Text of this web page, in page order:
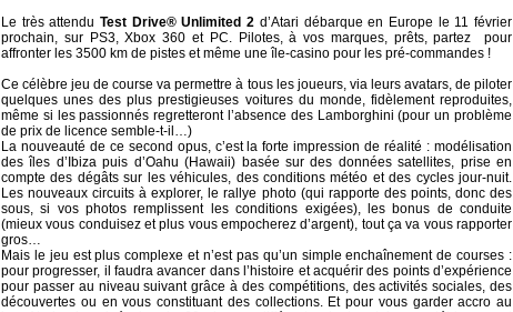
Le très attenduTest Drive® Unlimited 2 d’Atari débarque en Europe le 11 février
prochain, sur PS3, Xbox 360 et PC. Pilotes, à vos marques, prêts, partez pour
affronter les 3500 km de pistes et même une île-casino pour les pré-commandes !
Ce célèbre jeu de course va permettre à tous les joueurs, via leurs avatars, de piloter
quelques unes des plus prestigieuses voitures du monde, fidèlement reproduites,
même si les passionnés regretteront l’absence des Lamborghini (pour un problème
de prix de licence semble-t-il…)
La nouveauté de ce second opus, c’est la forte impression de réalité : modélisation
des îles d’Ibiza puis d’Oahu (Hawaii) basée sur des données satellites, prise en
compte des dégâts sur les véhicules, des conditions météo et des cycles jour-nuit.
Les nouveaux circuits à explorer, le rallye photo (qui rapporte des points, donc des
sous, si vos photos remplissent les conditions exigées), les bonus de conduite
(mieux vous conduisez et plus vous empocherez d’argent), tout ça va vous rapporter
gros…
Mais le jeu est plus complexe et n’est pas qu’un simple enchaînement de courses :
pour progresser, il faudra avancer dans l’histoire et acquérir des points d’expérience
pour passer au niveau suivant grâce à des compétitions, des activités sociales, des
découvertes ou en vous constituant des collections. Et pour vous garder accro au